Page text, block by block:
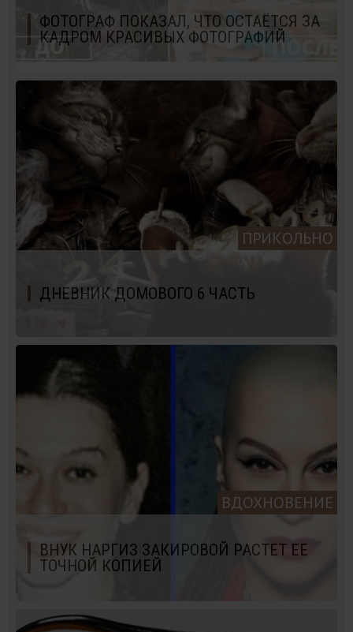
ФОТОГРАФ ПОКАЗАЛ, ЧТО ОСТАЁТСЯ ЗА
КАДРОМ КРАСИВЫХ ФОТОГРАФИЙ
ПРИКОЛЬНО
ДНЕВНИК ДОМОВОГО 6 ЧАСТЬ
ВДОХНОВЕНИЕ
ВНУК НАРГИЗ ЗАКИРОВОЙ РАСТЕТ ЕЕ
ТОЧНОЙ КОПИЕЙ